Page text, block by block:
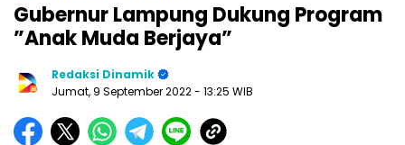
Gubernur Lampung Dukung Program
”Anak Muda Berjaya”
Redaksi Dinamik
Jumat, 9 September 2022- 13:25 WIB